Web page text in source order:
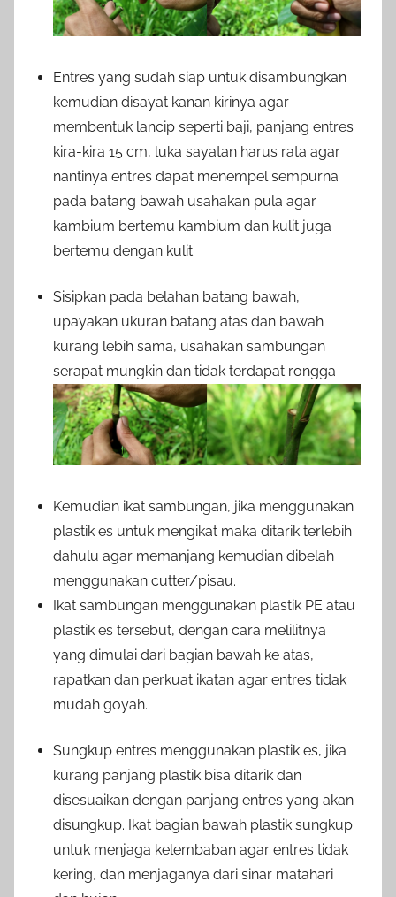
Entres yang sudah siap untuk disambungkan
kemudian disayat kanan kirinya agar
membentuk lancip seperti baji, panjang entres
kira-kira 15 cm, luka sayatan harus rata agar
nantinya entres dapat menempel sempurna
pada batang bawah usahakan pula agar
kambium bertemu kambium dan kulit juga
bertemu dengan kulit.
Sisipkan pada belahan batang bawah,
upayakan ukuran batang atas dan bawah
kurang lebih sama, usahakan sambungan
serapat mungkin dan tidak terdapat rongga
Kemudian ikat sambungan, jika menggunakan
plastik es untuk mengikat maka ditarik terlebih
dahulu agar memanjang kemudian dibelah
menggunakan cutter/pisau.
Ikat sambungan menggunakan plastik PE atau
plastik es tersebut, dengan cara melilitnya
yang dimulai dari bagian bawah ke atas,
rapatkan dan perkuat ikatan agar entres tidak
mudah goyah.
Sungkup entres menggunakan plastik es, jika
kurang panjang plastik bisa ditarik dan
disesuaikan dengan panjang entres yang akan
disungkup. Ikat bagian bawah plastik sungkup
untuk menjaga kelembaban agar entres tidak
kering, dan menjaganya dari sinar matahari